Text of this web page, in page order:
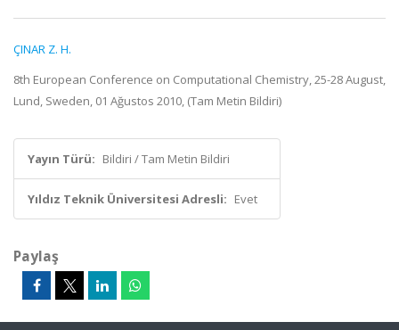
ÇINAR Z. H.
8th European Conference on Computational Chemistry, 25-28 August,
Lund, Sweden, 01 Ağustos 2010, (Tam Metin Bildiri)
Yayın Türü: Bildiri / Tam Metin Bildiri
Yıldız Teknik Üniversitesi Adresli: Evet
Paylaş